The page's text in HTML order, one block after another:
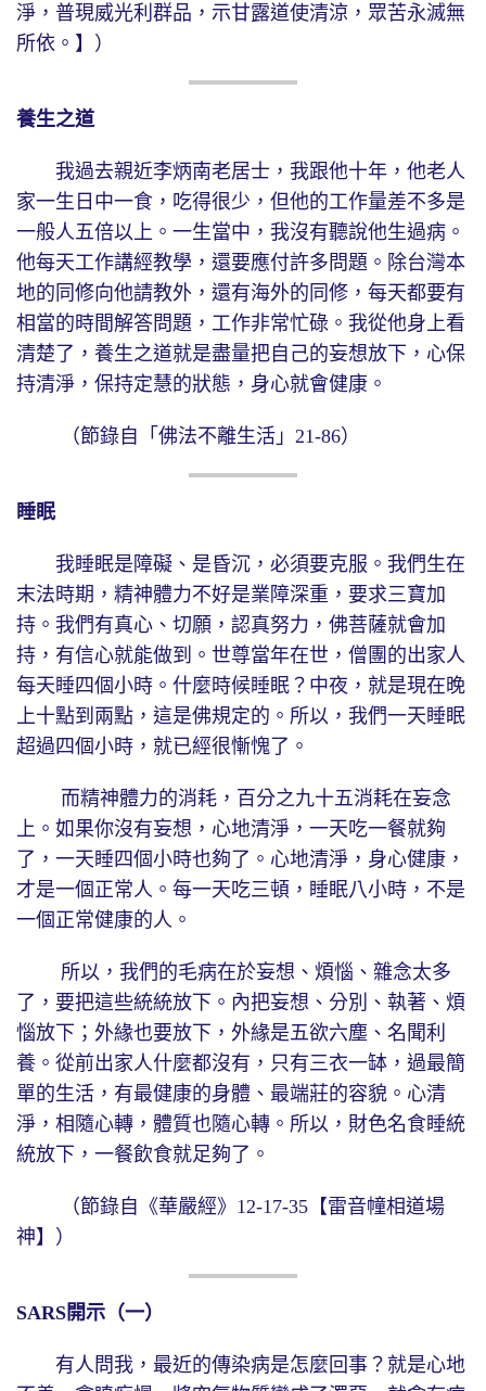
淨，普現威光利群品，示甘露道使清涼，眾苦永滅無
所依。】）
養生之道
我過去親近李炳南老居士，我跟他十年，他老人
家一生日中一食，吃得很少，但他的工作量差不多是
一般人五倍以上。一生當中，我沒有聽說他生過病。
他每天工作講經教學，還要應付許多問題。除台灣本
地的同修向他請教外，還有海外的同修，每天都要有
相當的時間解答問題，工作非常忙碌。我從他身上看
清楚了，養生之道就是盡量把自己的妄想放下，心保
持清淨，保持定慧的狀態，身心就會健康。
（節錄自「佛法不離生活」21-86）
睡眠
我睡眠是障礙、是昏沉，必須要克服。我們生在
末法時期，精神體力不好是業障深重，要求三寶加
持。我們有真心、切願，認真努力，佛菩薩就會加
持，有信心就能做到。世尊當年在世，僧團的出家人
每天睡四個小時。什麼時候睡眠？中夜，就是現在晚
上十點到兩點，這是佛規定的。所以，我們一天睡眠
超過四個小時，就已經很慚愧了。
而精神體力的消耗，百分之九十五消耗在妄念
上。如果你沒有妄想，心地清淨，一天吃一餐就夠
了，一天睡四個小時也夠了。心地清淨，身心健康，
才是一個正常人。每一天吃三頓，睡眠八小時，不是
一個正常健康的人。
所以，我們的毛病在於妄想、煩惱、雜念太多
了，要把這些統統放下。內把妄想、分別、執著、煩
惱放下；外緣也要放下，外緣是五欲六塵、名聞利
養。從前出家人什麼都沒有，只有三衣一缽，過最簡
單的生活，有最健康的身體、最端莊的容貌。心清
淨，相隨心轉，體質也隨心轉。所以，財色名食睡統
統放下，一餐飲食就足夠了。
（節錄自《華嚴經》12-17-35【雷音幢相道場
神】）
SARS開示（一）
有人問我，最近的傳染病是怎麼回事？就是心地